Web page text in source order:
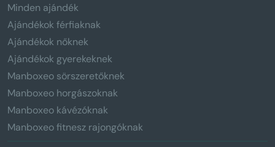
Minden ajándék
Ajándékok férfiaknak
Ajándékok nőknek
Ajándékok gyerekeknek
Manboxeo sörszeretőknek
Manboxeo horgászoknak
Manboxeo kávézóknak
Manboxeo fitnesz rajongóknak